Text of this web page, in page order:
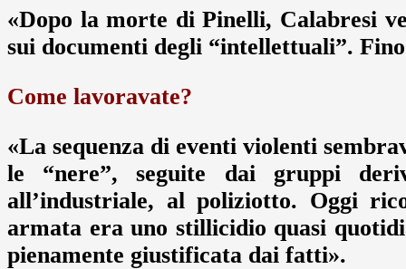
«Dopo la morte di Pinelli, Calabresi
sui documenti degli “intellettuali”. Fino
Come lavoravate?
«La sequenza di eventi violenti
le “nere”, seguite dai gruppi
all’industriale, al poliziotto. Oggi
armata era uno stillicidio quasi
pienamente giustificata dai fatti».